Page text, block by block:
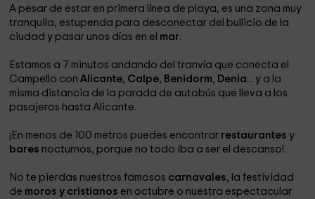
A pesar de estar en primera línea de playa, es una zona muy
tranquila, estupenda para desconectar del bullicio de la
ciudad y pasar unos días en el mar.
Estamos a 7 minutos andando del tranvía que conecta el
Campello conAlicante, Calpe, Benidorm, Denia... y a la
misma distancia de la parada de autobús que lleva a los
pasajeros hasta Alicante.
¡En menos de 100 metros puedes encontrar restaurantes y
bares nocturnos, porque no todo iba a ser el descanso!.
No te pierdas nuestros famosos carnavales, la festividad
de moros y cristianos en octubre o nuestra espectacular